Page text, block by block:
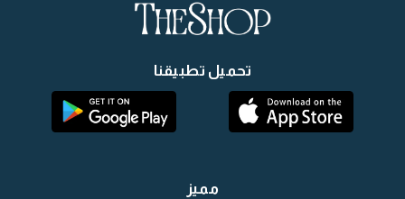
تحميل تطبيقنا
مميز